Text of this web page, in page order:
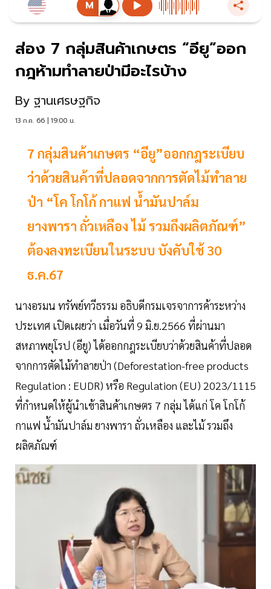
ส่อง 7 กลุ่มสินค้าเกษตร “อียู”ออก
กฎห้ามทำลายป่ามีอะไรบ้าง
By ฐานเศรษฐกิจ
13 ก.ค. 66 | 19:00 น.
7 กลุ่มสินค้าเกษตร “อียู”ออกกฎระเบียบ
ว่าด้วยสินค้าที่ปลอดจากการตัดไม้ทำลาย
ป่า “โค โกโก้ กาแฟ น้ำมันปาล์ม
ยางพารา ถั่วเหลือง ไม้ รวมถึงผลิตภัณฑ์”
ต้องลงทะเบียนในระบบ บังคับใช้ 30
ธ.ค.67
นางอรมน ทรัพย์ทวีธรรม อธิบดีกรมเจรจาการค้าระหว่าง
ประเทศ เปิดเผยว่า เมื่อวันที่ 9 มิ.ย.2566 ที่ผ่านมา
สหภาพยุโรป (อียู) ได้ออกกฎระเบียบว่าด้วยสินค้าที่ปลอด
จากการตัดไม้ทำลายป่า (Deforestation-free products
Regulation : EUDR) หรือ Regulation (EU) 2023/1115
ที่กำหนดให้ผู้นำเข้าสินค้าเกษตร 7 กลุ่ม ได้แก่ โค โกโก้
กาแฟ น้ำมันปาล์ม ยางพารา ถั่วเหลือง และไม้ รวมถึง
ผลิตภัณฑ์